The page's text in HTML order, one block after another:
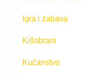
Igra i zabava
Kišobrani
Kućanstvo